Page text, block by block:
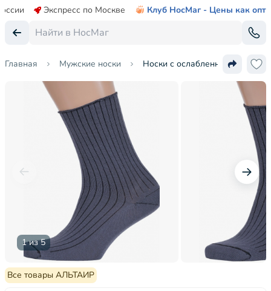
Экспресс по Москве Клуб НосМаг - Цены как опт
Главная Мужские носки Носки с ослабленной
1 из 5
Все товары АЛЬТАИР